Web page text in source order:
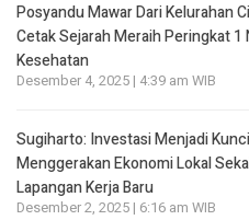
Posyandu Mawar Dari Kelurahan
Cetak Sejarah Meraih Peringkat 1
Kesehatan
Desember 4, 2025 | 4:39 am WIB
Sugiharto: Investasi Menjadi
Menggerakan Ekonomi Lokal
Lapangan Kerja Baru
Desember 2, 2025 | 6:16 am WIB